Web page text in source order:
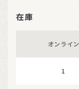
在庫
オンライン
1